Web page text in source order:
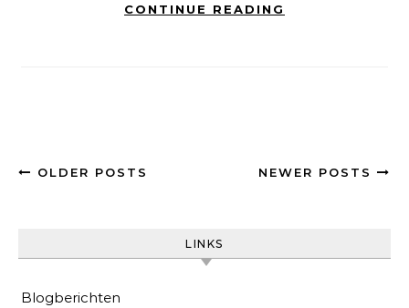
CONTINUE READING
OLDER POSTS NEWER POSTS
LINKS
Blogberichten